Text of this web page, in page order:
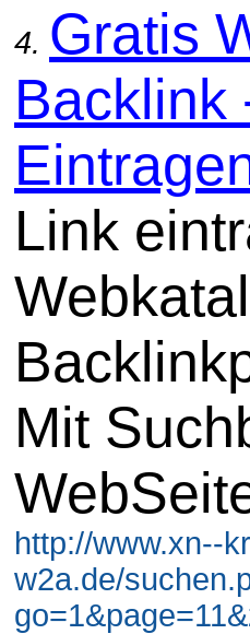
4. Gratis
Backlink
Link
Mit
http://www.xn--
w2a.de/